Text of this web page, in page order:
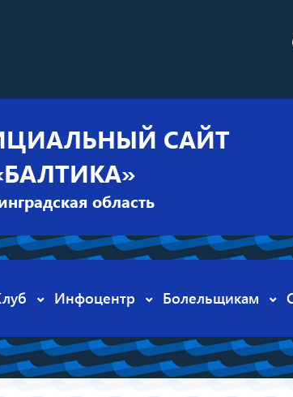
САЙТ
область
Инфоцентр Болельщикам